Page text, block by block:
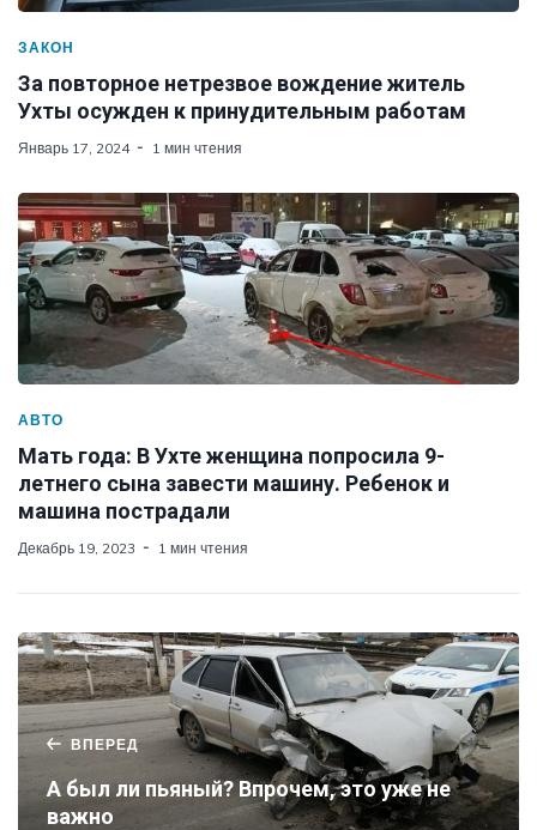
ЗАКОН
За повторное нетрезвое вождение житель
Ухты осужден к принудительным работам
Январь 17, 2024 1 мин чтения
АВТО
Мать года: В Ухте женщина попросила 9-
летнего сына завести машину. Ребенок и
машина пострадали
Декабрь 19, 2023 1 мин чтения
ВПЕРЕД
А был ли пьяный? Впрочем, это уже не
важно